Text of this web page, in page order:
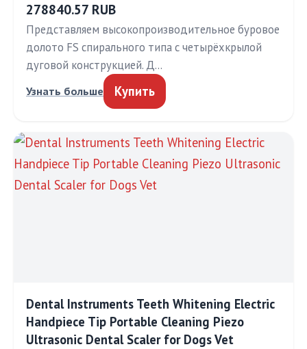
278840.57 RUB
Представляем высокопроизводительное буровое
долото FS спирального типа с четырёхкрылой
дуговой конструкцией. Д…
Узнать больше Купить
Dental Instruments Teeth Whitening Electric
Handpiece Tip Portable Cleaning Piezo
Ultrasonic Dental Scaler for Dogs Vet